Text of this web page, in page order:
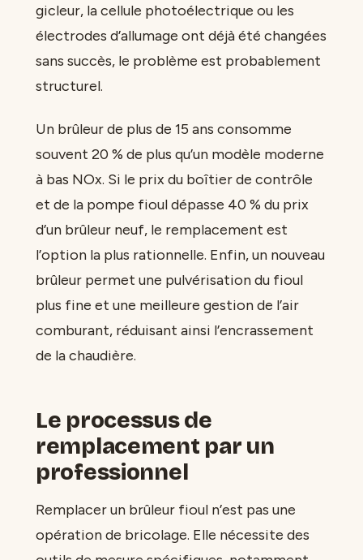
gicleur, la cellule photoélectrique ou les
électrodes d’allumage ont déjà été changées
sans succès, le problème est probablement
structurel.
Un brûleur de plus de 15 ans consomme
souvent 20 % de plus qu’un modèle moderne
à bas NOx. Si le prix du boîtier de contrôle
et de la pompe fioul dépasse 40 % du prix
d’un brûleur neuf, le remplacement est
l’option la plus rationnelle. Enfin, un nouveau
brûleur permet une pulvérisation du fioul
plus fine et une meilleure gestion de l’air
comburant, réduisant ainsi l’encrassement
de la chaudière.
Le processus de
remplacement par un
professionnel
Remplacer un brûleur fioul n’est pas une
opération de bricolage. Elle nécessite des